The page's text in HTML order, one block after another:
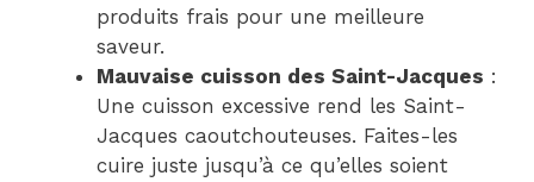
produits frais pour une meilleure
saveur.
Mauvaise cuisson des Saint-Jacques :
Une cuisson excessive rend les Saint-
Jacques caoutchouteuses. Faites-les
cuire juste jusqu’à ce qu’elles soient